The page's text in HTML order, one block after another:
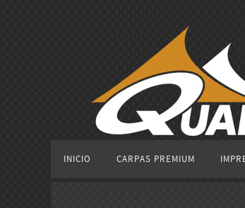
contenido
INICIO CARPAS PREMIUM